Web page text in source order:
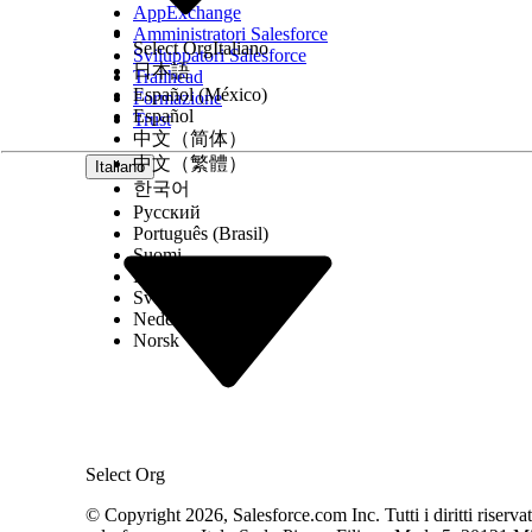
ed eventi) senza uscire dalla pagina corrente.
AppExchange
Marketplace e piattaforma di condivisione di
sul marketplace per la distribuzione, inclusi
estendere le funzionalità della piattaforma
Articolo
Un articolo in Salesforce Knowledge è un
risposte. Gli articoli possono assumere varie
problemi o documentazione di assistenza
Le aziende utilizzano Salesforce Knowledge
modifica alla pubblicazione e
direttamente questi articoli ai casi di
Referente
I referenti vengono utilizzati per
esempio il nome, l'indirizzo email, il numero
AppExchange
Amministratori Salesforce
Sviluppatori Salesforce
Trailhead
Formazione
Trust
Italiano
Select Org
Select OrgItaliano
日本語
Español (México)
Español
中文（简体）
中文（繁體）
한국어
Русский
Português (Brasil)
Suomi
Dansk
Svenska
Nederlands
Norsk
© Copyright 2026, Salesforce.com Inc. Tutti i diritti